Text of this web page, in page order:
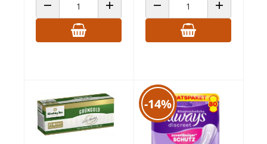
ANZAHL VERRINGERNANZAHL ERHÖHENANZAHL VERRINGERNANZAHL
-14%